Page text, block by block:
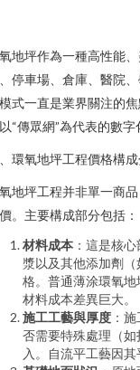
地坪作為一種高性能
停車場、倉庫、醫院
式一直是業界關注的
“傳眾網”為代表的數
環氧地坪工程價格構
地坪工程并非單一商
。主要構成部分包括：
材料成本 ：這是核
漿以及其他添加劑
格。普通薄涂環氧
材料成本差異巨大。
施工工藝與厚度 ：
否需要特殊處理（
入。自流平工藝因